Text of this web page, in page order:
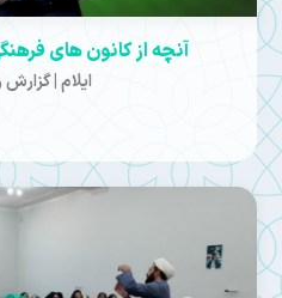
آنچه از کانون های
ایلام |